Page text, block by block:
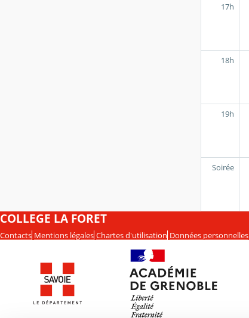
17h
18h
19h
Soirée
COLLEGE LA FORET
Contacts Mentions légales Chartes d'utilisation Données personnelles